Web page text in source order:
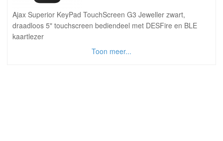
Ajax Superior KeyPad TouchScreen G3 Jeweller zwart,
draadloos 5" touchscreen bediendeel met DESFire en BLE
kaartlezer
Toon meer...